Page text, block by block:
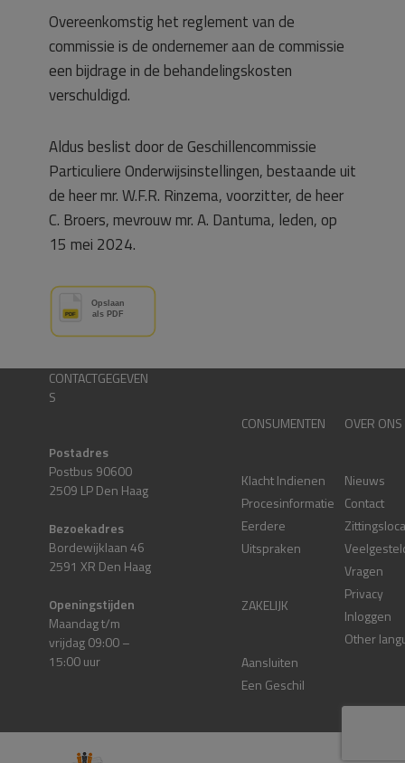
Overeenkomstig het reglement van de
commissie is de ondernemer aan de commissie
een bijdrage in de behandelingskosten
verschuldigd.
Aldus beslist door de Geschillencommissie
Particuliere Onderwijsinstellingen, bestaande uit
de heer mr. W.F.R. Rinzema, voorzitter, de heer
C. Broers, mevrouw mr. A. Dantuma, leden, op
15 mei 2024.
CONTACTGEGEVEN
S
Postadres
Postbus 90600
2509 LP Den Haag
Bezoekadres
Bordewijklaan 46
2591 XR Den Haag
Openingstijden
Maandag t/m
vrijdag 09:00 –
15:00 uur
CONSUMENTEN
Klacht Indienen
Procesinformatie
Eerdere
Uitspraken
ZAKELIJK
Aansluiten
Een Geschil
OVER ONS
Nieuws
Contact
Vragen
Privacy
Inloggen
Other